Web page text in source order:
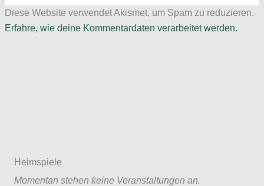
Diese Website verwendet Akismet, um Spam zu reduzieren.
Erfahre, wie deine Kommentardaten verarbeitet werden.
Heimspiele
Momentan stehen keine Veranstaltungen an.